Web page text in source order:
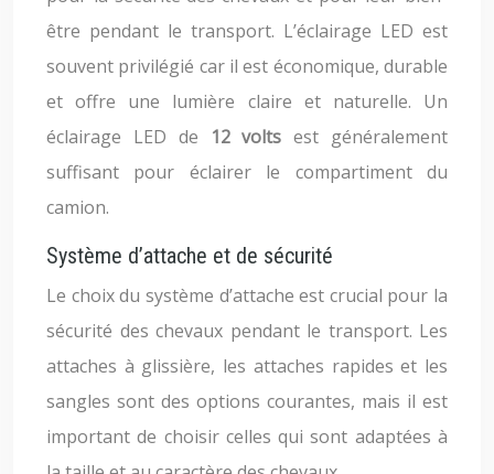
être pendant le transport. L’éclairage LED est
souvent privilégié car il est économique, durable
et offre une lumière claire et naturelle. Un
éclairage LED de
12 voltsest généralement
suffisant pour éclairer le compartiment du
camion.
Système d’attache et de sécurité
Le choix du système d’attache est crucial pour la
sécurité des chevaux pendant le transport. Les
attaches à glissière, les attaches rapides et les
sangles sont des options courantes, mais il est
important de choisir celles qui sont adaptées à